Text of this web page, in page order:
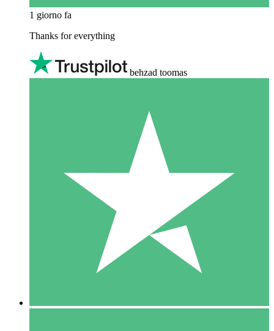
1 giorno fa
Thanks for everything
behzad toomas